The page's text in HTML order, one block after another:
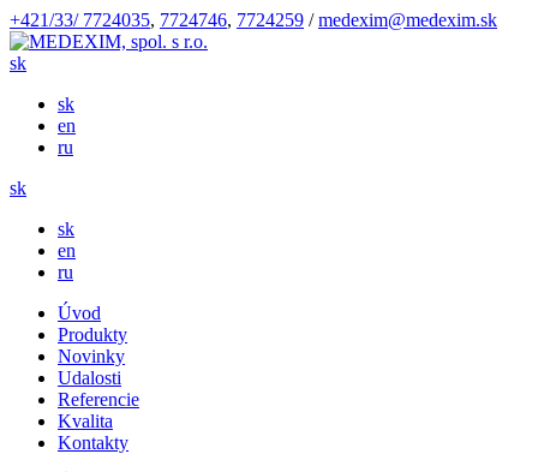
+421/33/ 7724035, 7724746, 7724259 /medexim@medexim.sk
sk
sk
en
ru
sk
sk
en
ru
Úvod
Produkty
Novinky
Udalosti
Referencie
Kvalita
Kontakty